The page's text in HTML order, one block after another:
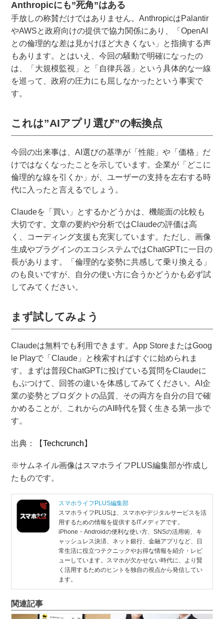
Anthropicにも”死角”はある
手放しの称賛だけではありません。AnthropicはPalantir
やAWSと政府向けの提供で協力関係にあり、「OpenAI
との倫理的な差は見かけほど大きくない」と指摘する声
もあります。とはいえ、今回の騒動で明確になったの
は、「大規模監視」と「自律兵器」という具体的な一線
を巡って、政府の圧力にも屈しなかったという事実で
す。
これは”AIアプリ選び”の転換点
今回の出来事は、AI選びの基準が「性能」や「価格」だ
けではなくなったことを示しています。企業が「どこに
倫理的な線を引くか」が、ユーザーの支持を左右する時
代に入ったと言えるでしょう。
Claudeを「買い」とするかどうかは、機能面の比較も
大切です。文章の要約や分析ではClaudeの評価は高
く、コーディング支援も充実しています。ただし、画像
生成やプラグインのエコシステムではChatGPTに一日の
長があります。「倫理的な姿勢に共感して乗り換える」
のも良いですが、自分の使い方に合うかどうかも必ず試
してみてください。
まず試してみよう
Claudeは無料でも利用できます。App StoreまたはGoog
le Playで「Claude」と検索すればすぐに始められま
す。まずは普段ChatGPTに投げている質問をClaudeに
もぶつけて、回答の違いを体感してみてください。AI企
業の姿勢とプロダクトの品質、その両方を自分の目で確
かめることが、これからのAI時代を賢く生きる第一歩で
す。
出典：【Techcrunch 】
※サムネイル画像はスマホライフPLUS編集部が作成し
たものです。
スマホライフPLUS編集部
スマホライフPLUSは、スマホやデジタルサービスを活
用するための情報を提供するITメディアです。
iPhone・Androidの便利な使い方、SNSの活用術、キ
ャッシュレス決済、ネット銀行、金融アプリなど、日
常生活に役立つテクニックやお得な情報を紹介・レビ
ューしています。スマホが欠かせない時代に、より賢
く活用するためのヒントを独自の視点から発信してい
ます。
関連記事